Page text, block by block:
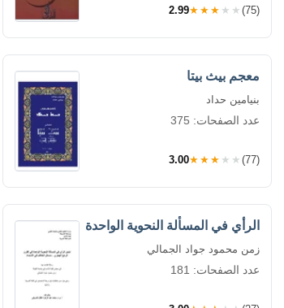
2.99★★★★★ (75)
معجم بيث بيتا
بنيامين حداد
عدد الصفحات: 375
3.00★★★★★ (77)
الرأي في المسألة النحوية الواحدة
زمن محمود جواد الجمالي
عدد الصفحات: 181